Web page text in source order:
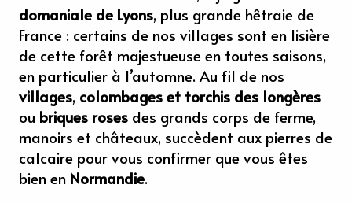
domaniale de Lyons, plus grande hêtraie de
France : certains de nos villages sont en lisière
de cette forêt majestueuse en toutes saisons,
en particulier à l’automne. Au fil de nos
villages, colombages et torchis des longères
ou briques roses des grands corps de ferme,
manoirs et châteaux, succèdent aux pierres de
calcaire pour vous confirmer que vous êtes
bien en Normandie.